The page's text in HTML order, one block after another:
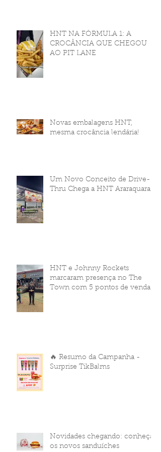
HNT NA FÓRMULA 1: A
CROCÂNCIA QUE CHEGOU
AO PIT LANE
Novas embalagens HNT,
mesma crocância lendária!
Um Novo Conceito de Drive-
Thru Chega a HNT Araraquara
HNT e Johnny Rockets
marcaram presença no The
Town com 5 pontos de venda
🔥 Resumo da Campanha -
Surprise TikBalms
Novidades chegando: conheça
os novos sanduíches